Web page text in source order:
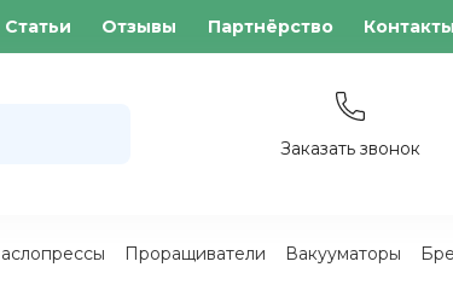
Статьи Отзывы Партнёрство Контакты
Заказать звонок
Проращиватели Вакууматоры